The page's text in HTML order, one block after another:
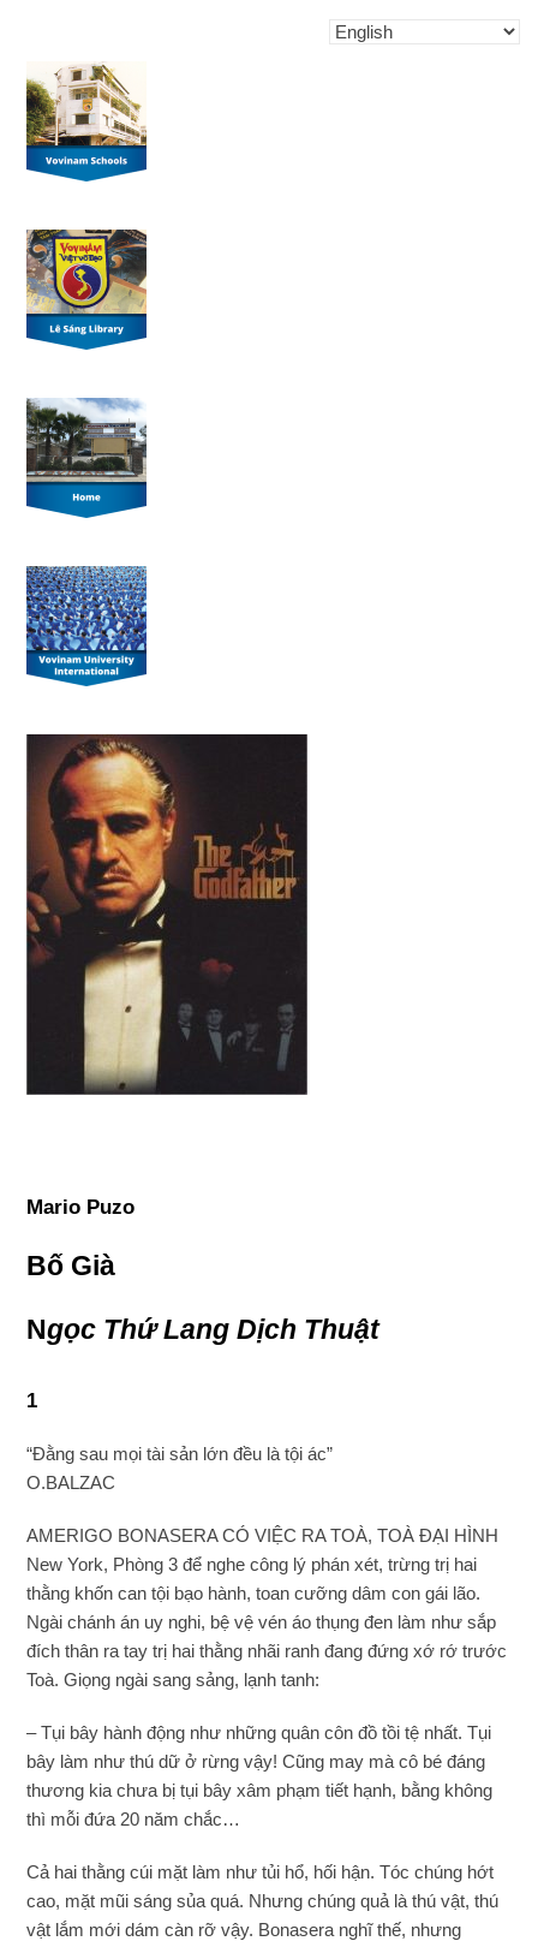
Mario Puzo
Bố Già
Ngọc Thứ Lang Dịch Thuật
1
“Đằng sau mọi tài sản lớn đều là tội ác”
O.BALZAC
AMERIGO BONASERA CÓ VIỆC RA TOÀ, TOÀ ĐẠI HÌNH
New York, Phòng 3 để nghe công lý phán xét, trừng trị hai
thằng khốn can tội bạo hành, toan cưỡng dâm con gái lão.
Ngài chánh án uy nghi, bệ vệ vén áo thụng đen làm như sắp
đích thân ra tay trị hai thằng nhãi ranh đang đứng xớ rớ trước
Toà. Giọng ngài sang sảng, lạnh tanh:
– Tụi bây hành động như những quân côn đồ tồi tệ nhất. Tụi
bây làm như thú dữ ở rừng vậy! Cũng may mà cô bé đáng
thương kia chưa bị tụi bây xâm phạm tiết hạnh, bằng không
thì mỗi đứa 20 năm chắc…
Cả hai thằng cúi mặt làm như tủi hổ, hối hận. Tóc chúng hớt
cao, mặt mũi sáng sủa quá. Nhưng chúng quả là thú vật, thú
vật lắm mới dám càn rỡ vậy. Bonasera nghĩ thế, nhưng